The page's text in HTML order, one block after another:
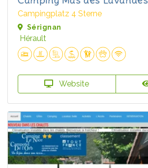
Campingplatz 4 Sterne
Sérignan
Hérault
Website